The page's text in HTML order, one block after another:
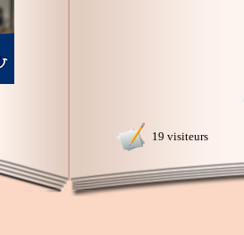
19 visiteurs